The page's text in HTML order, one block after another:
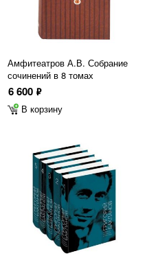
Амфитеатров А.В. Собрание
сочинений в 8 томах
6 600 ф
В корзину